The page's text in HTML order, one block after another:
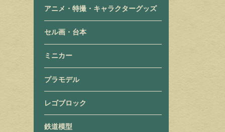
アニメ・特撮・キャラクターグッズ
セル画・台本
ミニカー
プラモデル
レゴブロック
鉄道模型